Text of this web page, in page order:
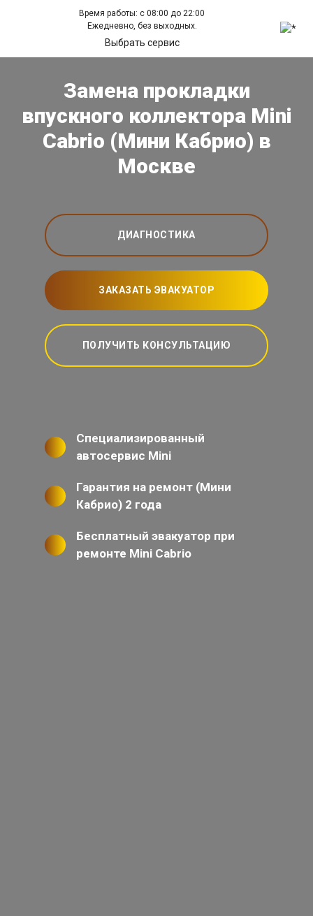
Время работы: с 08:00 до 22:00
Ежедневно, без выходных.
Выбрать сервис
Замена прокладки
впускного коллектора Mini
Cabrio (Мини Кабрио) в
Москве
ДИАГНОСТИКА
ЗАКАЗАТЬ ЭВАКУАТОР
ПОЛУЧИТЬ КОНСУЛЬТАЦИЮ
Специализированный
автосервис Mini
Гарантия на ремонт (Мини
Кабрио) 2 года
Бесплатный эвакуатор при
ремонте Mini Cabrio